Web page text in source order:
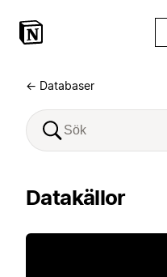
← Databaser
Datakällor